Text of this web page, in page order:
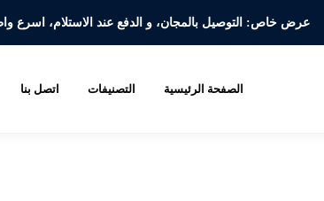
عرض خاص: التوصيل بالمجان، و الدفع عند الاستلام، اسرع
الصفحة الرئيسية التصنيفات اتصل بنا